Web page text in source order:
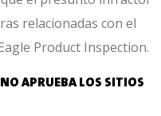
relacionadas con el
Product Inspection.
APRUEBA LOS SITIOS